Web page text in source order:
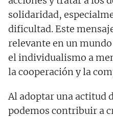
solidaridad,
dificultad. Este
relevante en un
el individualismo a
la cooperación y la
Al adoptar una actitud
podemos contribuir a